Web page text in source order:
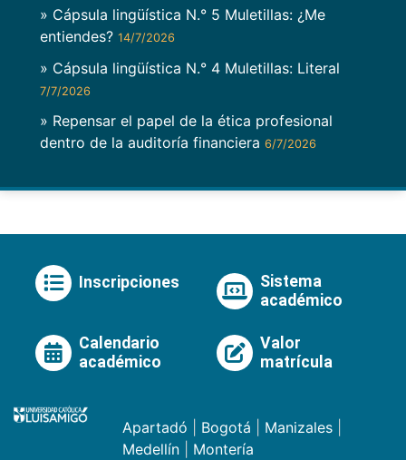
» Cápsula lingüística N.° 5 Muletillas: ¿Me
entiendes? 14/7/2026
» Cápsula lingüística N.° 4 Muletillas: Literal
7/7/2026
» Repensar el papel de la ética profesional
dentro de la auditoría financiera 6/7/2026
Inscripciones
Sistema
académico
Calendario
académico
Valor
matrícula
Apartadó Bogotá Manizales
Medellín
Montería